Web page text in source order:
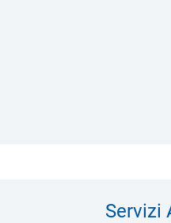
Servizi